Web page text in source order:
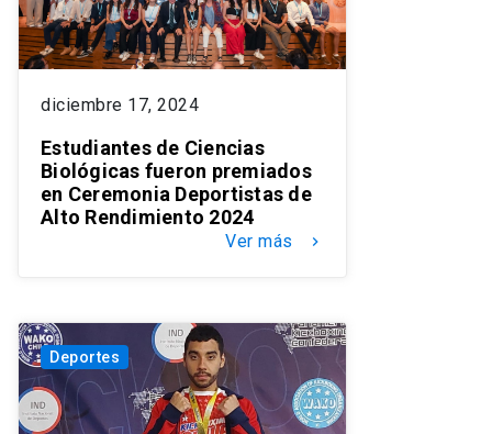
diciembre 17, 2024
Estudiantes de Ciencias
Biológicas fueron premiados
en Ceremonia Deportistas de
Alto Rendimiento 2024
Ver más keyboard_arrow_right
Deportes